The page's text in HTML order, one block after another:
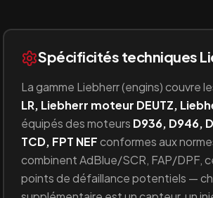
Spécificités techniques
La gamme Liebherr(engins) couvre
LR, Liebherr moteur DEUTZ,
équipésdes moteurs D936, D946,
TCD, FPT NEFconformes aux
combinentAdBlue/SCR, FAP/DPF,
points de défaillance potentiels —